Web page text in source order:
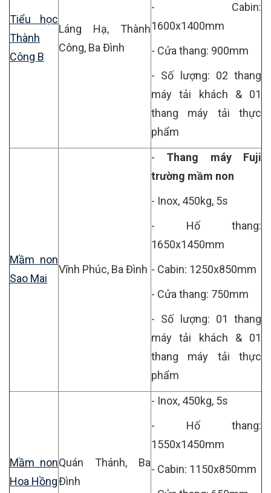
Tiểu học
Thành
Công B
Láng Hạ, Thành
Công, Ba Đình
- Cabin:
1600x1400mm
- Cửa thang: 900mm
- Số lượng: 02 thang
máy tải khách & 01
thang máy tải thực
phẩm
Mầm non
Sao Mai
Vĩnh Phúc, Ba Đình
- Thang máy Fuji
trường mầm non
- Inox, 450kg, 5s
- Hố thang:
1650x1450mm
- Cabin: 1250x850mm
- Cửa thang: 750mm
- Số lượng: 01 thang
máy tải khách & 01
thang máy tải thực
phẩm
Mầm non
Hoa Hồng
Quán Thánh, Ba
Đình
- Inox, 450kg, 5s
- Hố thang:
1550x1450mm
- Cabin: 1150x850mm